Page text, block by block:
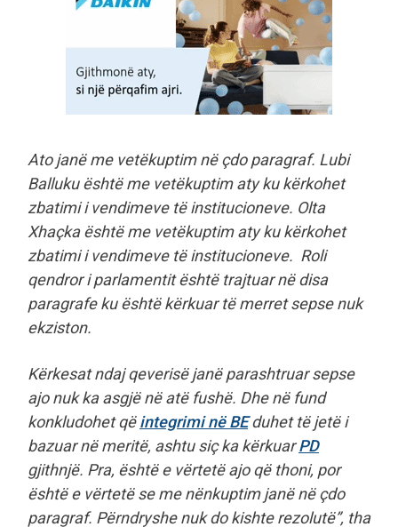
Ato janë me vetëkuptim në çdo paragraf. Lubi
Balluku është me vetëkuptim aty ku kërkohet
zbatimi i vendimeve të institucioneve. Olta
Xhaçka është me vetëkuptim aty ku kërkohet
zbatimi i vendimeve të institucioneve. Roli
qendror i parlamentit është trajtuar në disa
paragrafe ku është kërkuar të merret sepse nuk
ekziston.
Kërkesat ndaj qeverisë janë parashtruar sepse
ajo nuk ka asgjë në atë fushë. Dhe në fund
konkludohet qëintegrimi në BEduhet të jetë i
bazuar në meritë, ashtu siç ka kërkuarPD
gjithnjë. Pra, është e vërtetë ajo që thoni, por
është e vërtetë se me nënkuptim janë në çdo
paragraf. Përndryshe nuk do kishte rezolutë”, tha